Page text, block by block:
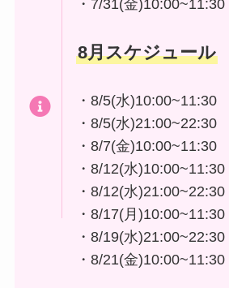
・7/31(金)10:00~11:30
8月スケジュール
・8/5(水)10:00~11:30
・8/5(水)21:00~22:30
・8/7(金)10:00~11:30
・8/12(水)10:00~11:30
・8/12(水)21:00~22:30
・8/17(月)10:00~11:30
・8/19(水)21:00~22:30
・8/21(金)10:00~11:30